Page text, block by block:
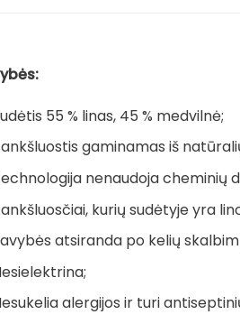
55 % linas, 45 % medvilnė;
gaminamas iš
nenaudoja cheminių
kurių sudėtyje yra
atsiranda po kelių
alergijos ir turi